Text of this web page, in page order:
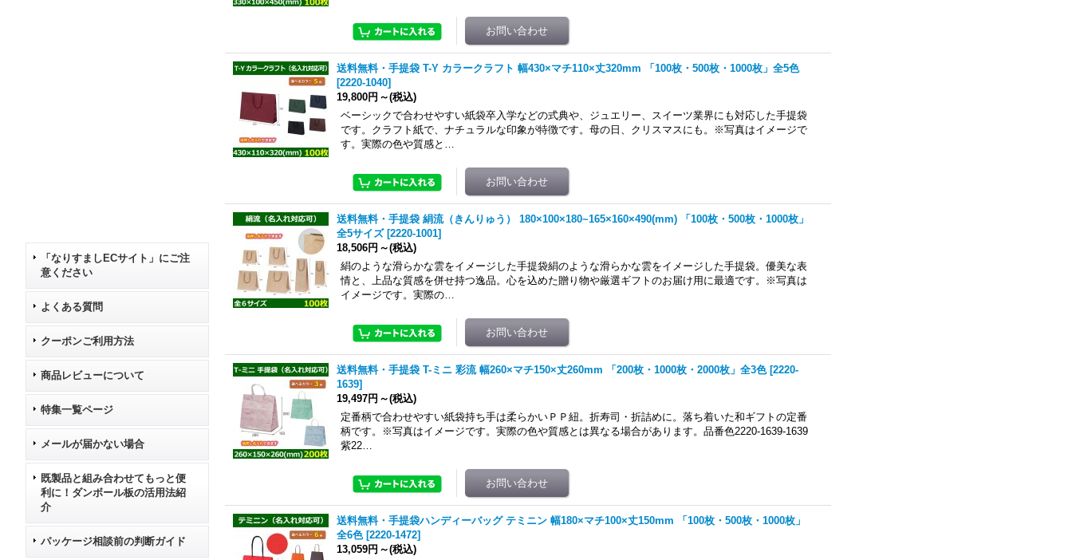
「なりすましECサイト」にご注
意ください
よくある質問
クーポンご利用方法
商品レビューについて
特集一覧ページ
メールが届かない場合
既製品と組み合わせてもっと便
利に！ダンボール板の活用法紹
介
パッケージ相談前の判断ガイド
送料無料・手提袋 T-Y カラークラフト 幅430×マチ110×丈320mm 「100枚・500枚・1000枚」全5色
[2220-1040]
19,800円 ～(税込)
ベーシックで合わせやすい紙袋卒入学などの式典や、ジュエリー、スイーツ業界にも対応した手提袋
です。クラフト紙で、ナチュラルな印象が特徴です。母の日、クリスマスにも。※写真はイメージで
す。実際の色や質感と…
送料無料・手提袋 絹流（きんりゅう） 180×100×180~165×160×490(mm) 「100枚・500枚・1000枚」
全5サイズ [2220-1001]
18,506円 ～(税込)
絹のような滑らかな雲をイメージした手提袋絹のような滑らかな雲をイメージした手提袋。優美な表
情と、上品な質感を併せ持つ逸品。心を込めた贈り物や厳選ギフトのお届け用に最適です。※写真は
イメージです。実際の…
送料無料・手提袋 T-ミニ 彩流 幅260×マチ150×丈260mm 「200枚・1000枚・2000枚」全3色 [2220-
1639]
19,497円 ～(税込)
定番柄で合わせやすい紙袋持ち手は柔らかいＰＰ紐。折寿司・折詰めに。落ち着いた和ギフトの定番
柄です。※写真はイメージです。実際の色や質感とは異なる場合があります。品番色2220-1639-1639
紫22…
送料無料・手提袋ハンディーバッグ テミニン 幅180×マチ100×丈150mm 「100枚・500枚・1000枚」
全6色 [2220-1472]
13,059円 ～(税込)